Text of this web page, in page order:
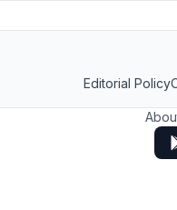
Editorial Policy